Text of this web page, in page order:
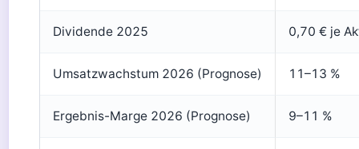
Dividende 2025 0,70 € je
Umsatzwachstum 2026 (Prognose) 11–13 %
Ergebnis-Marge 2026 (Prognose) 9–11 %